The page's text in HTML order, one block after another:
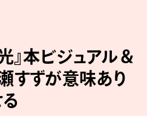
』本ビジュアル＆
すずが意味あり